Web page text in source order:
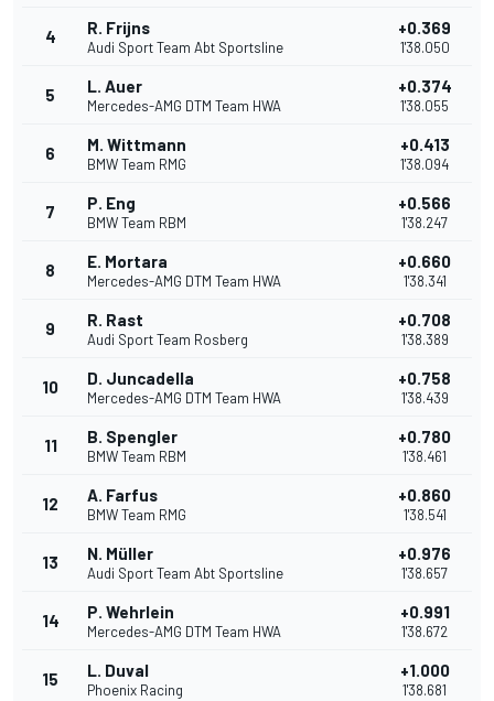
4 R. Frijns
Audi Sport Team Abt Sportsline
+0.369
1'38.050
5 L. Auer
Mercedes-AMG DTM Team HWA
+0.374
1'38.055
6 M. Wittmann
BMW Team RMG
+0.413
1'38.094
7 P. Eng
BMW Team RBM
+0.566
1'38.247
8 E. Mortara
Mercedes-AMG DTM Team HWA
+0.660
1'38.341
9 R. Rast
Audi Sport Team Rosberg
+0.708
1'38.389
10 D. Juncadella
Mercedes-AMG DTM Team HWA
+0.758
1'38.439
11 B. Spengler
BMW Team RBM
+0.780
1'38.461
12 A. Farfus
BMW Team RMG
+0.860
1'38.541
13 N. Müller
Audi Sport Team Abt Sportsline
+0.976
1'38.657
14 P. Wehrlein
Mercedes-AMG DTM Team HWA
+0.991
1'38.672
15 L. Duval
Phoenix Racing
+1.000
1'38.681